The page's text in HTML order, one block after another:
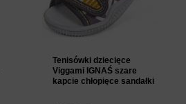
Tenisówki dziecięce
Viggami IGNAŚ szare
kapcie chłopięce sandałki